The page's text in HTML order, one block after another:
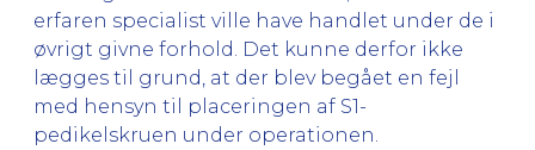
erfaren specialist ville have handlet under de i
øvrigt givne forhold. Det kunne derfor ikke
lægges til grund, at der blev begået en fejl
med hensyn til placeringen af S1-
pedikelskruen under operationen.